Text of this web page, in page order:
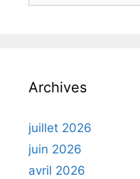
Archives
juillet 2026
juin 2026
avril 2026